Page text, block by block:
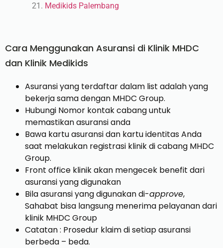
Medikids Palembang
Cara Menggunakan Asuransi di Klinik MHDC
dan Klinik Medikids
Asuransi yang terdaftar dalam list adalah yang
bekerja sama dengan MHDC Group.
Hubungi Nomor kontak cabang untuk
memastikan asuransi anda
Bawa kartu asuransi dan kartu identitas Anda
saat melakukan registrasi klinik di cabang MHDC
Group.
Front office klinik akan mengecek benefit dari
asuransi yang digunakan
Bila asuransi yang digunakan di-approve,
Sahabat bisa langsung menerima pelayanan dari
klinik MHDC Group
Catatan : Prosedur klaim di setiap asuransi
berbeda – beda.